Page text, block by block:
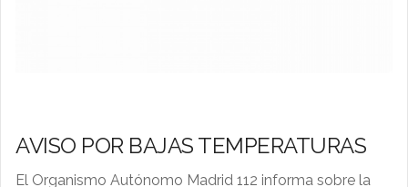
AVISO POR BAJAS TEMPERATURAS
El Organismo Autónomo Madrid 112 informa sobre la